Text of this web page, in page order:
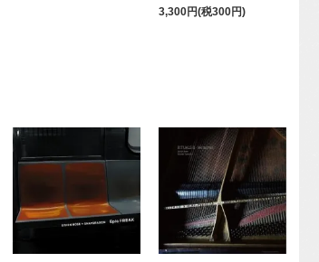
3,300円(税300円)